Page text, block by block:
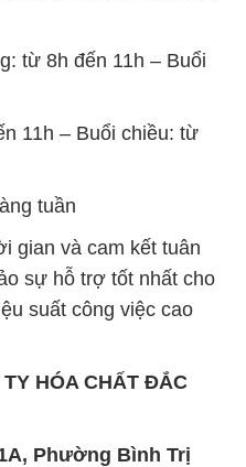
từ 8h đến 11h – Buổi
11h – Buổi chiều: từ
tuần
gian và cam kết tuân
sự hỗ trợ tốt nhất cho
suất công việc cao
HÓA CHẤT ĐẮC
Phường Bình Trị